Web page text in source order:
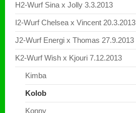
H2-Wurf Sina x Jolly 3.3.2013
I2-Wurf Chelsea x Vincent 20.3.2013
J2-Wurf Energi x Thomas 27.9.2013
K2-Wurf Wish x Kjouri 7.12.2013
Kimba
Kolob
Konny